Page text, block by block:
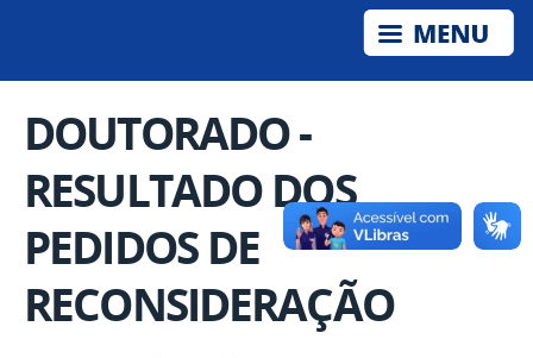
DOUTORADO -
RESULTADO DOS
PEDIDOS DE
RECONSIDERAÇÃO